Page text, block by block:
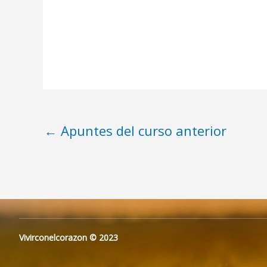
← Apuntes del curso anterior
Vivirconelcorazon © 2023